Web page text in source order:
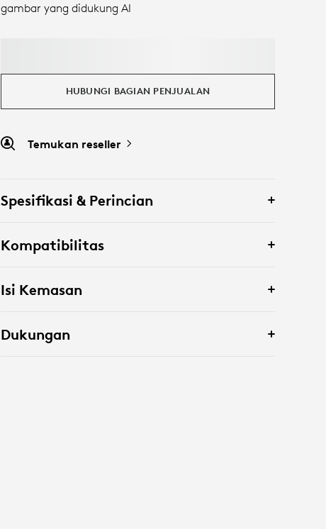
gambar yang didukung AI
HUBUNGI BAGIAN PENJUALAN
Temukan reseller
Spesifikasi & Perincian
Kompatibilitas
Isi Kemasan
Dukungan